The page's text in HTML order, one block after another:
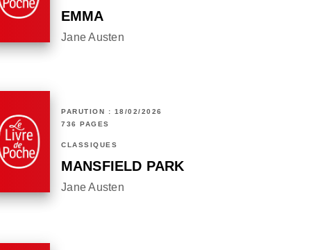
EMMA
Jane Austen
PARUTION : 18/02/2026
736 PAGES
CLASSIQUES
MANSFIELD PARK
Jane Austen